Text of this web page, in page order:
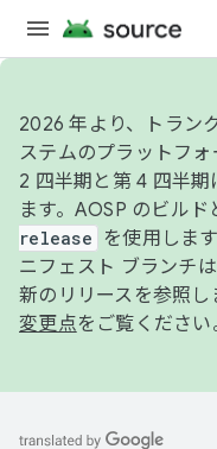
2026 年より、トラン
ステムのプラットフ
2 四半期と第 4 四半
ます。AOSP のビルド
release
を使用します
ニフェスト ブランチ
新のリリースを参照
変更点をご覧ください